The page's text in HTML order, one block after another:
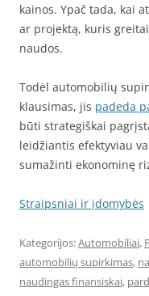
kainos. Ypač tada, kai
ar projektą, kuris
naudos.
Todėl automobilių
klausimas, jis padeda
būti strategiškai
leidžiantis efektyviau
sumažinti ekonominę
Straipsniai ir įdomybės
Kategorijos:Automobiliai,
automobilių supirkimas,
naudingas finansiskai,